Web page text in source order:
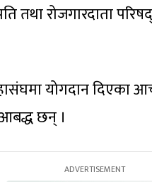
तथा रोजगारदाता
योगदान दिएका
आबद्ध छन् ।